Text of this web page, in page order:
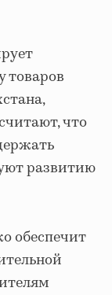
товаров
что
развитию
обеспечит